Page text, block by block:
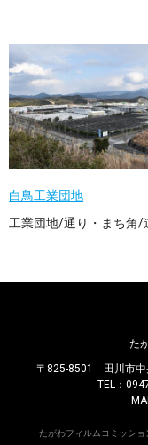
白鳥工業団地
工業団地/通り・まち角/
た
〒825-8501 田川市中
TEL：
たがわフィルムコミッシ